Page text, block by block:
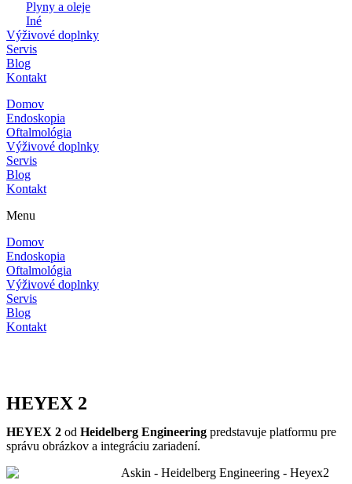
Plyny a oleje
Iné
Výživové doplnky
Servis
Blog
Kontakt
Domov
Endoskopia
Oftalmológia
Výživové doplnky
Servis
Blog
Kontakt
Menu
Domov
Endoskopia
Oftalmológia
Výživové doplnky
Servis
Blog
Kontakt
HEYEX 2
HEYEX 2 od Heidelberg Engineering predstavuje platformu pre
správu obrázkov a integráciu zariadení.